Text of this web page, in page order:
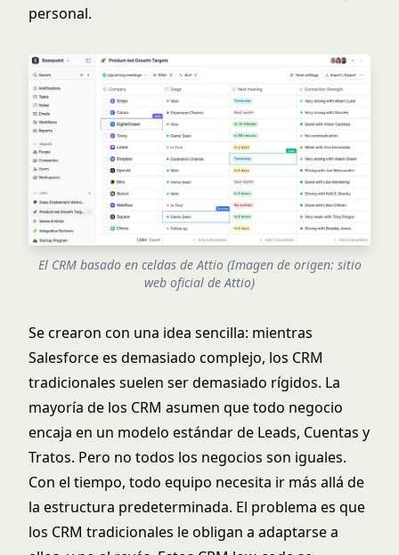
personal.
El CRM basado en celdas de Attio (Imagen de origen: sitio
web oficial de Attio)
Se crearon con una idea sencilla: mientras
Salesforce es demasiado complejo, los CRM
tradicionales suelen ser demasiado rígidos. La
mayoría de los CRM asumen que todo negocio
encaja en un modelo estándar de Leads, Cuentas y
Tratos. Pero no todos los negocios son iguales.
Con el tiempo, todo equipo necesita ir más allá de
la estructura predeterminada. El problema es que
los CRM tradicionales le obligan a adaptarse a